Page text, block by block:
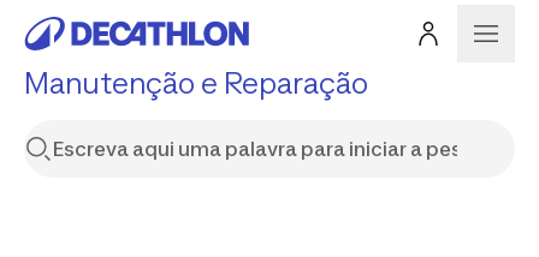
Manutenção e Reparação